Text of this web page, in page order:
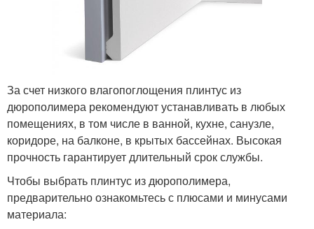
За счет низкого влагопоглощения плинтус из
дюрополимера рекомендуют устанавливать в любых
помещениях, в том числе в ванной, кухне, санузле,
коридоре, на балконе, в крытых бассейнах. Высокая
прочность гарантирует длительный срок службы.
Чтобы выбрать плинтус из дюрополимера,
предварительно ознакомьтесь с плюсами и минусами
материала: